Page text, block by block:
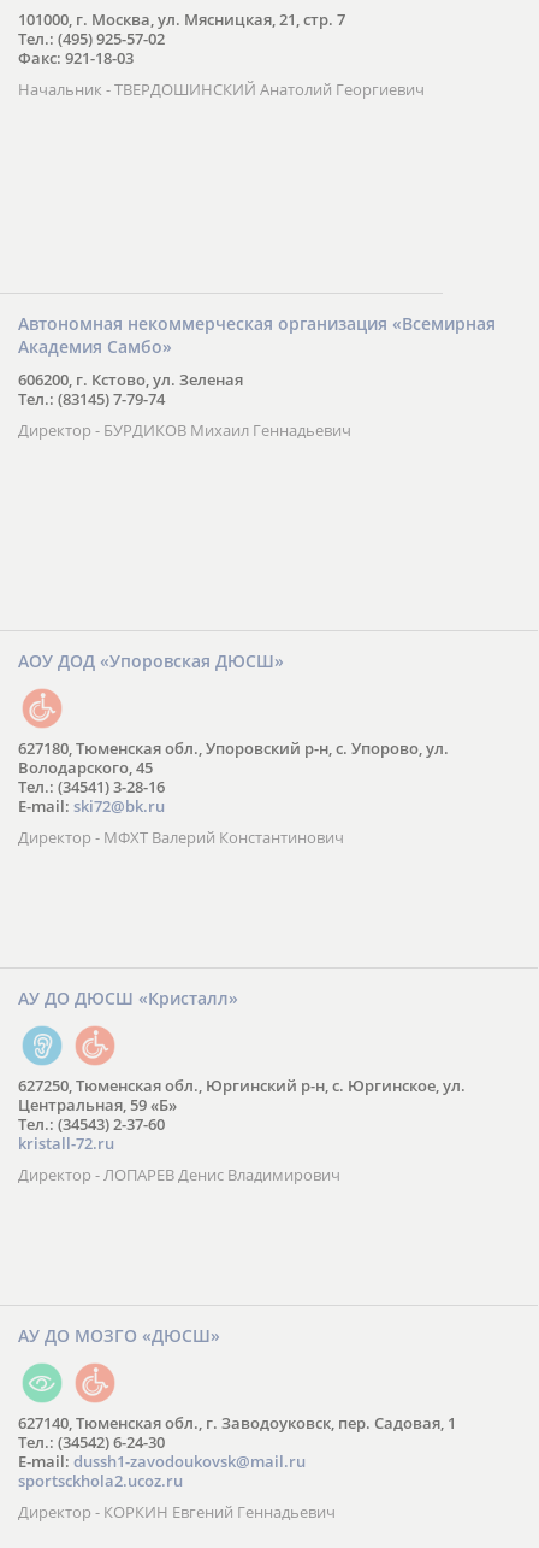
101000, г. Москва, ул. Мясницкая, 21, стр. 7
Тел.: (495) 925-57-02
Факс: 921-18-03
Начальник - ТВЕРДОШИНСКИЙ Анатолий Георгиевич
Автономная некоммерческая организация «Всемирная
Академия Самбо»
606200, г. Кстово, ул. Зеленая
Тел.: (83145) 7-79-74
Директор - БУРДИКОВ Михаил Геннадьевич
АОУ ДОД «Упоровская ДЮСШ»
627180, Тюменская обл., Упоровский р-н, с. Упорово, ул.
Володарского, 45
Тел.: (34541) 3-28-16
E-mail: ski72@bk.ru
Директор - МФХТ Валерий Константинович
АУ ДО ДЮСШ «Кристалл»
627250, Тюменская обл., Юргинский р-н, с. Юргинское, ул.
Центральная, 59 «Б»
Тел.: (34543) 2-37-60
kristall-72.ru
Директор - ЛОПАРЕВ Денис Владимирович
АУ ДО МОЗГО «ДЮСШ»
627140, Тюменская обл., г. Заводоуковск, пер. Садовая, 1
Тел.: (34542) 6-24-30
​E-mail: dussh1-zavodoukovsk@mail.ru
sportsckhola2.ucoz.ru
Директор - КОРКИН Евгений Геннадьевич